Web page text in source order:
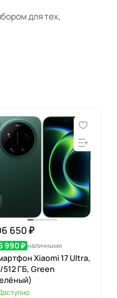
для тех,
650 ₽
990 ₽ наличными
Xiaomi 17 Ultra,
512 ГБ, Green